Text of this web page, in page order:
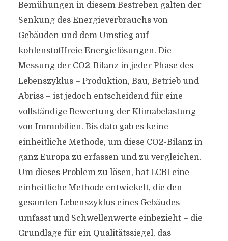
Bemühungen in diesem Bestreben galten der
Senkung des Energieverbrauchs von
Gebäuden und dem Umstieg auf
kohlenstofffreie Energielösungen. Die
Messung der CO2-Bilanz in jeder Phase des
Lebenszyklus – Produktion, Bau, Betrieb und
Abriss – ist jedoch entscheidend für eine
vollständige Bewertung der Klimabelastung
von Immobilien. Bis dato gab es keine
einheitliche Methode, um diese CO2-Bilanz in
ganz Europa zu erfassen und zu vergleichen.
Um dieses Problem zu lösen, hat LCBI eine
einheitliche Methode entwickelt, die den
gesamten Lebenszyklus eines Gebäudes
umfasst und Schwellenwerte einbezieht – die
Grundlage für ein Qualitätssiegel, das